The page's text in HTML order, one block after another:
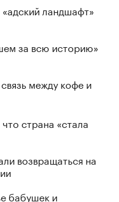
ландшафт»
за всю историю»
между кофе и
страна «стала
возвращаться на
бабушек и